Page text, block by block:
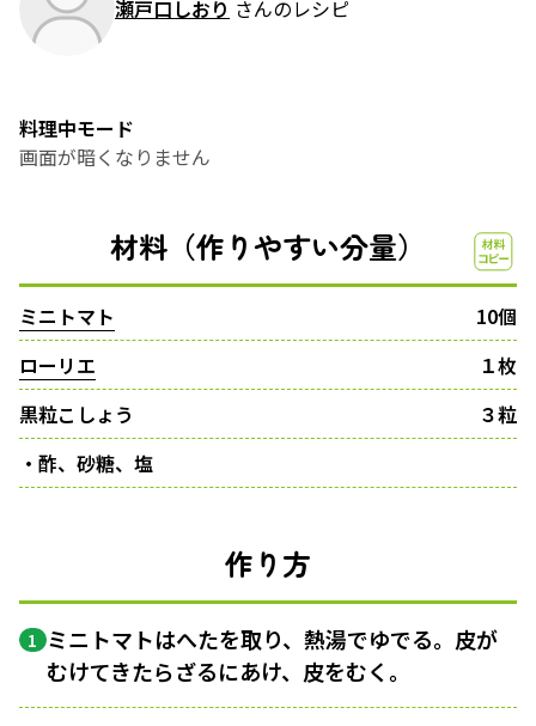
瀬戸口しおり さんのレシピ
料理中モード
画面が暗くなりません
材料（作りやすい分量）
ミニトマト
10個
ローリエ
１枚
黒粒こしょう
３粒
・酢、砂糖、塩
作り方
1 ミニトマトはへたを取り、熱湯でゆでる。皮が
むけてきたらざるにあけ、皮をむく。